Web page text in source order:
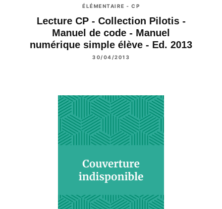
ÉLÉMENTAIRE - CP
Lecture CP - Collection Pilotis -
Manuel de code - Manuel
numérique simple élève - Ed. 2013
30/04/2013